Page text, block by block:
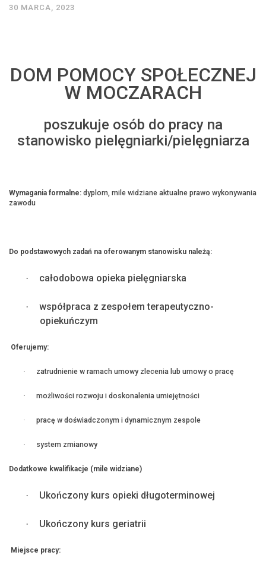
30 MARCA, 2023
DOM POMOCY SPOŁECZNEJ
W MOCZARACH
poszukuje osób do pracy na
stanowisko pielęgniarki/pielęgniarza
Wymagania formalne: dyplom, mile widziane aktualne prawo wykonywania
zawodu
Do podstawowych zadań na oferowanym stanowisku należą:
· całodobowa opieka pielęgniarska
·
współpraca z zespołem terapeutyczno-
opiekuńczym
Oferujemy:
· zatrudnienie w ramach umowy zlecenia lub umowy o pracę
· możliwości rozwoju i doskonalenia umiejętności
· pracę w doświadczonym i dynamicznym zespole
· system zmianowy
Dodatkowe kwalifikacje (mile widziane)
· Ukończony kurs opieki długoterminowej
· Ukończony kurs geriatrii
Miejsce pracy: